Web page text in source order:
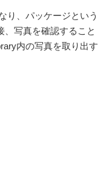
り、パッケージという
、写真を確認すること
内の写真を取り出す